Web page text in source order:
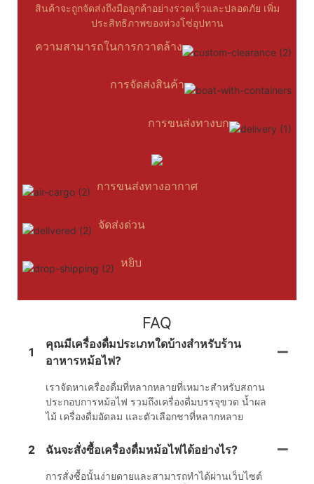
สินค้าจะถูกจัดส่งถึงมือลูกค้าอย่างรวดเร็วและปลอดภัย เพิ่ม
ประสิทธิภาพของห่วงโซ่อุปทาน
ความสามารถในการกวาดล้าง
การจัดส่งสินค้า
การขนส่งทางบก
การขนส่งทางอากาศ
จัดส่งด่วน
หยิบ
FAQ
1
คุณมีเครื่องดื่มประเภทใดบ้างสำหรับร้าน
อาหารหม้อไฟ?
เราจัดหาเครื่องดื่มที่หลากหลายที่เหมาะสำหรับสถาน
ประกอบการหม้อไฟ รวมถึงเครื่องดื่มบรรจุขวด น้ำผล
ไม้ เครื่องดื่มอัดลม และตัวเลือกชาที่หลากหลาย
2 ฉันจะสั่งซื้อเครื่องดื่มหม้อไฟได้อย่างไร?
การสั่งซื้อนั้นง่ายดายและสามารถทำได้ผ่านเว็บไซต์